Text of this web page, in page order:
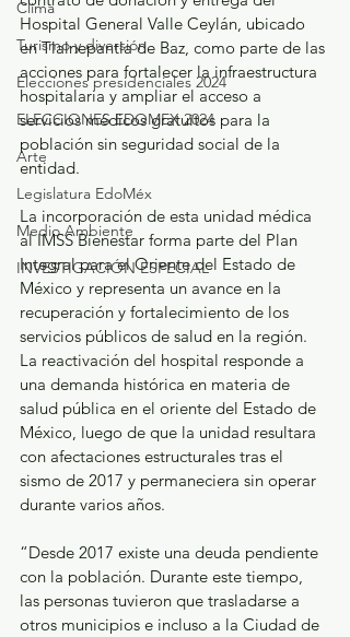
Clima
Turismo y diversión
Elecciones presidenciales 2024
ELECCIONES EDOMEX 2024
Arte
Legislatura EdoMéx
Medio Ambiente
INVESTIGACIÓN ESPECIAL
Hospital General Valle Ceylán, ubicado
en Tlalnepantla de Baz, como parte de las
acciones para fortalecer la infraestructura
hospitalaria y ampliar el acceso a
servicios médicos gratuitos para la
población sin seguridad social de la
entidad.
La incorporación de esta unidad médica
al IMSS Bienestar forma parte del Plan
Integral para el Oriente del Estado de
México y representa un avance en la
recuperación y fortalecimiento de los
servicios públicos de salud en la región.
La reactivación del hospital responde a
una demanda histórica en materia de
salud pública en el oriente del Estado de
México, luego de que la unidad resultara
con afectaciones estructurales tras el
sismo de 2017 y permaneciera sin operar
durante varios años.
“Desde 2017 existe una deuda pendiente
con la población. Durante este tiempo,
las personas tuvieron que trasladarse a
otros municipios e incluso a la Ciudad de